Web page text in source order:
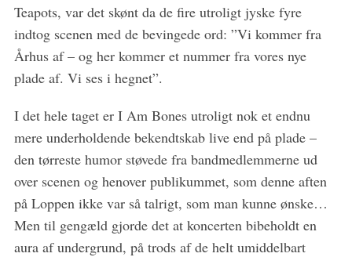
Teapots, var det skønt da de fire utroligt jyske fyre
indtog scenen med de bevingede ord: ”Vi kommer fra
Århus af – og her kommer et nummer fra vores nye
plade af. Vi ses i hegnet”.
I det hele taget er I Am Bones utroligt nok et endnu
mere underholdende bekendtskab live end på plade –
den tørreste humor støvede fra bandmedlemmerne ud
over scenen og henover publikummet, som denne aften
på Loppen ikke var så talrigt, som man kunne ønske…
Men til gengæld gjorde det at koncerten bibeholdt en
aura af undergrund, på trods af de helt umiddelbart